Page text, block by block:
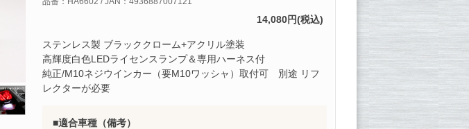
14,080円(税込)
ステンレス製 ブラッククローム+アクリル塗装
高輝度白色LEDライセンスランプ＆専用ハーネス付
純正/M10ネジウインカー（要M10ワッシャ）取付可 別途 リフ
レクターが必要
適合車種（備考）